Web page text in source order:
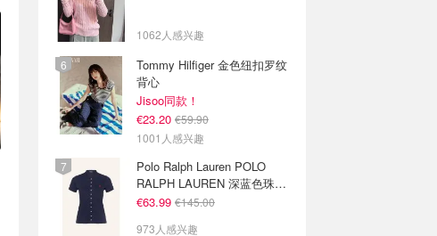
1062人感兴趣
Tommy Hilfiger 金色纽扣罗纹
背心
Jisoo同款！
€23.20 €59.90
1001人感兴趣
Polo Ralph Lauren POLO
RALPH LAUREN 深蓝色珠地
布 Polo衫
€63.99 €145.00
973人感兴趣